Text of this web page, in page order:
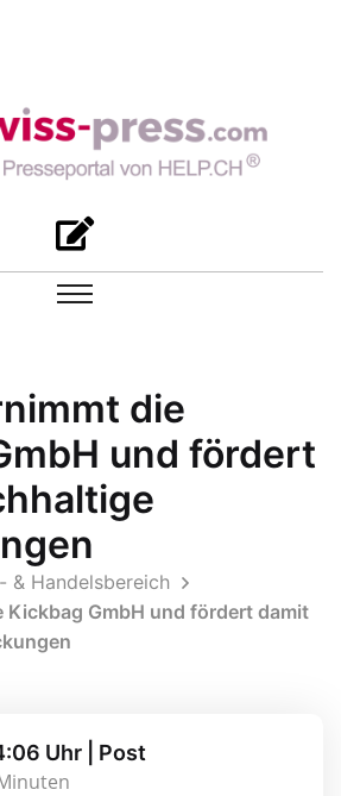
die
und fördert
& Handelsbereich
Kickbag GmbH und fördert damit
Uhr | Post